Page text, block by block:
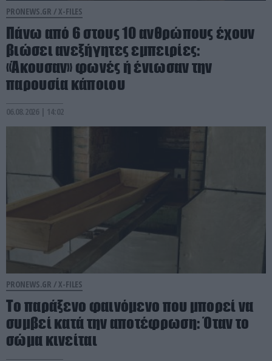
PRONEWS.GR /X-FILES
Πάνω από 6 στους 10 ανθρώπους έχουν
βιώσει ανεξήγητες εμπειρίες:
«Άκουσαν» φωνές ή ένιωσαν την
παρουσία κάποιου
06.08.2026 | 14:02
PRONEWS.GR /X-FILES
Το παράξενο φαινόμενο που μπορεί να
συμβεί κατά την αποτέφρωση: Όταν το
σώμα κινείται